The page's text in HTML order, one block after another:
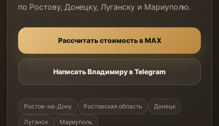
по Ростову, Донецку, Луганску и Мариуполю.
Рассчитать стоимость в MAX
Написать Владимиру в Telegram
Ростов-на-Дону Ростовская область Донецк
Луганск Мариуполь